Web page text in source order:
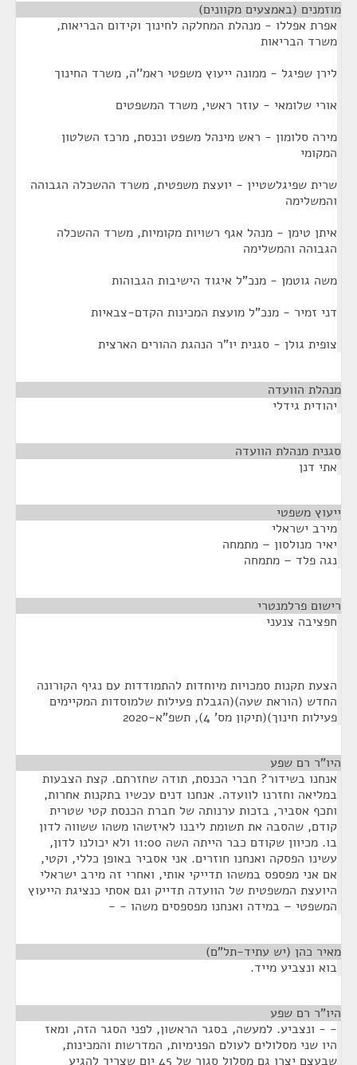
מוזמנים (באמצעים מקוונים)
אפרת אפללו - מנהלת המחלקה לחינוך וקידום הבריאות,
משרד הבריאות
לירן שפיגל - ממונה ייעוץ משפטי ראמ''ה, משרד החינוך
אורי שלומאי - עוזר ראשי, משרד המשפטים
מירה סלומון - ראש מינהל משפט וכנסת, מרכז השלטון
המקומי
שרית שפיגלשטיין - יועצת משפטית, משרד ההשכלה הגבוהה
והמשלימה
איתן טימן - מנהל אגף רשויות מקומיות, משרד ההשכלה
הגבוהה והמשלימה
משה גוטמן - מנכ"ל איגוד הישיבות הגבוהות
דני זמיר - מנכ"ל מועצת המכינות הקדם-צבאיות
צופית גולן - סגנית יו"ר הנהגת ההורים הארצית
מנהלת הוועדה
יהודית גידלי
סגנית מנהלת הוועדה
אתי דנן
ייעוץ משפטי
מירב ישראלי
יאיר מנולסון – מתמחה
נגה פלד – מתמחה
רישום פרלמנטרי
חפציבה צנעני
הצעת תקנות סמכויות מיוחדות להתמודדות עם נגיף הקורונה
החדש (הוראת שעה)(הגבלת פעילות שלמוסדות המקיימים
פעילות חינוך)(תיקון מס' 4), תשפ"א-2020
היו"ר רם שפע
אנחנו בשידור? חברי הכנסת, תודה שחזרתם. קצת הצבעות
במליאה וחזרנו לוועדה. אנחנו דנים עכשיו בתקנות אחרות,
ותכף אסביר, בזכות ערנותה של חברת הכנסת קטי שטרית
קודם, שהסבה את תשומת ליבנו לאיזשהו משהו ששווה לדון
בו. מכיוון שקודם כבר הייתה השה 11:00 ולא יכולנו לדון,
עשינו הפסקה ואנחנו חוזרים. אני אסביר באופן כללי, וקטי,
אם אני מפספס במשהו תדייקי אותי, ואחרי זה מירב ישראלי
היועצת המשפטית של הוועדה תדייק וגם אסתי כנציגת הייעוץ
המשפטי – במידה ואנחנו מפספסים משהו - -
מאיר כהן (יש עתיד-תל"ם)
בוא ונצביע מייד.
היו"ר רם שפע
- - ונצביע. למעשה, בסגר הראשון, לפני הסגר הזה, ומאז
היו שני מסלולים לעולם הפנימיות, המדרשות והמכינות,
שבעצם יצרו גם מסלול סגור של 45 יום שצריך להגיע